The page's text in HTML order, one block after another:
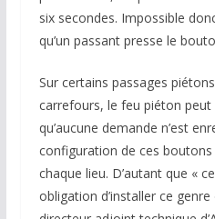
six secondes. Impossible
qu’un passant presse le
Sur certains passages
carrefours, le feu piéton
qu’aucune demande n’est
configuration de ces
chaque lieu. D’autant que «
obligation d’installer ce